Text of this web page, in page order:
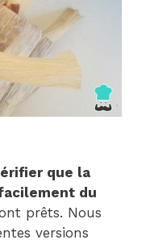
que la
du
prêts. Nous
versions